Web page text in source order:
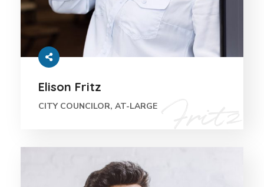
Elison Fritz
CITY COUNCILOR, AT-LARGE